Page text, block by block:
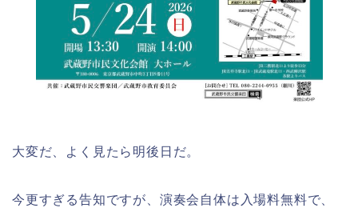
大変だ、よく見たら明後日だ。
今更すぎる告知ですが、演奏会自体は入場料無料で、